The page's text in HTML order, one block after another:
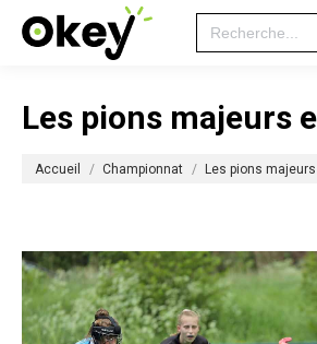
Search
for:
Les pions majeurs
Accueil Championnat Les pions